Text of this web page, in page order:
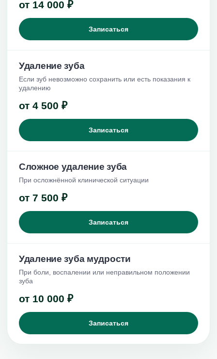
от 14 000 ₽
Записаться
Удаление зуба
Если зуб невозможно сохранить или есть показания к
удалению
от 4 500 ₽
Записаться
Сложное удаление зуба
При осложнённой клинической ситуации
от 7 500 ₽
Записаться
Удаление зуба мудрости
При боли, воспалении или неправильном положении
зуба
от 10 000 ₽
Записаться